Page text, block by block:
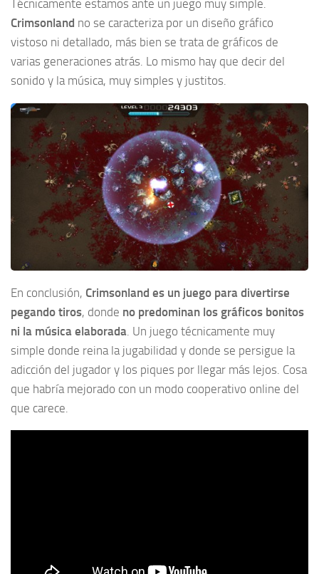
Técnicamente estamos ante un juego muy simple.
Crimsonland no se caracteriza por un diseño gráfico
vistoso ni detallado, más bien se trata de gráficos de
varias generaciones atrás. Lo mismo hay que decir del
sonido y la música, muy simples y justitos.
En conclusión, Crimsonland es un juego para divertirse
pegando tiros, donde no predominan los gráficos bonitos
ni la música elaborada . Un juego técnicamente muy
simple donde reina la jugabilidad y donde se persigue la
adicción del jugador y los piques por llegar más lejos. Cosa
que habría mejorado con un modo cooperativo online del
que carece.